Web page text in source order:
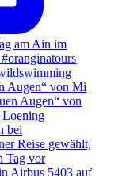
Augen“ von Mi